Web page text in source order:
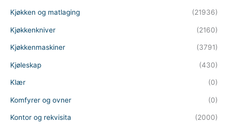
Kjøkken og matlaging (21936)
Kjøkkenkniver (2160)
Kjøkkenmaskiner (3791)
Kjøleskap (430)
Klær (0)
Komfyrer og ovner (0)
Kontor og rekvisita (2000)